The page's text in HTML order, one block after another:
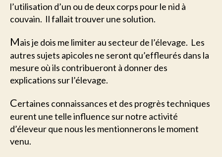
l’utilisation d’un ou de deux corps pour le nid à
couvain. Il fallait trouver une solution.
Mais je dois me limiter au secteur de l’élevage. Les
autres sujets apicoles ne seront qu’effleurés dans la
mesure où ils contribueront à donner des
explications sur l’élevage.
Certaines connaissances et des progrès techniques
eurent une telle influence sur notre activité
d’éleveur que nous les mentionnerons le moment
venu.